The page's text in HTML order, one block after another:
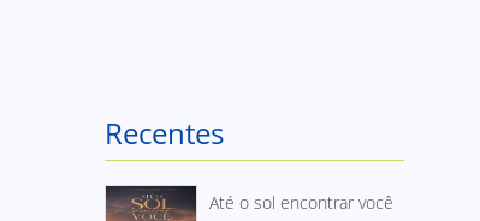
Recentes
Até o sol encontrar você